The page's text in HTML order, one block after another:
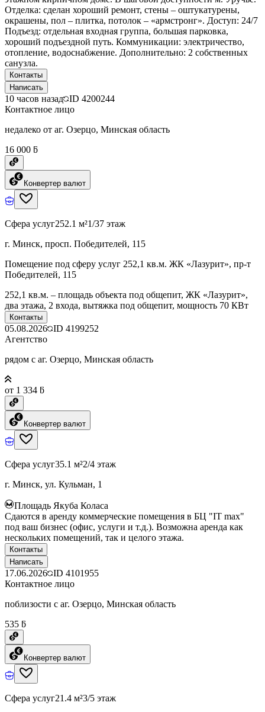
Отделка: сделан хороший ремонт, стены – оштукатурены,
окрашены, пол – плитка, потолок – «армстронг». Доступ: 24/7
Подъезд: отдельная входная группа, большая парковка,
хороший подъездной путь. Коммуникации: электричество,
отопление, водоснабжение. Дополнительно: 2 собственных
санузла.
Контакты
Написать
10 часов назад ID 4200244
Контактное лицо
недалеко от аг. Озерцо, Минская область
16 000 ƃ
Конвертер валют
Сфера услуг252.1 м²1/37 этаж
г. Минск, просп. Победителей, 115
Помещение под сферу услуг 252,1 кв.м. ЖК «Лазурит», пр-т
Победителей, 115
252,1 кв.м. – площадь объекта под общепит, ЖК «Лазурит»,
два этажа, 2 входа, вытяжка под общепит, мощность 70 КВт
Контакты
05.08.2026 ID 4199252
Агентство
рядом с аг. Озерцо, Минская область
от 1 334 ƃ
Конвертер валют
Сфера услуг35.1 м²2/4 этаж
г. Минск, ул. Кульман, 1
Площадь Якуба Коласа
Сдаются в аренду коммерческие помещения в БЦ "IT max"
под ваш бизнес (офис, услуги и т.д.). Возможна аренда как
нескольких помещений, так и целого этажа.
Контакты
Написать
17.06.2026 ID 4101955
Контактное лицо
поблизости с аг. Озерцо, Минская область
535 ƃ
Конвертер валют
Сфера услуг21.4 м²3/5 этаж